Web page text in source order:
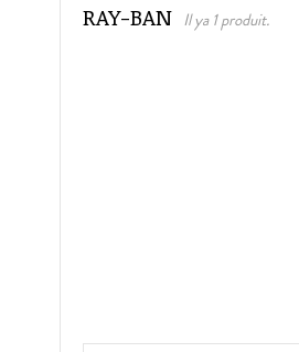
RAY-BAN Il ya 1 produit.